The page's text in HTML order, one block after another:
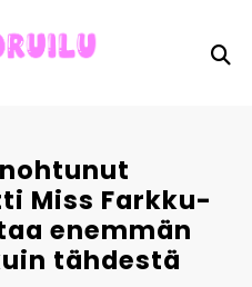
Miss Farkku-
enemmän
tähdestä